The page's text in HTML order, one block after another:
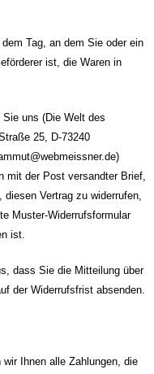
Tag, an dem Sie oder ein
ist, die Waren in
uns (Die Welt des
25, D-73240
mit der Post versandter Brief,
Vertrag zu widerrufen,
Muster-Widerrufsformular
ist.
dass Sie die Mitteilung über
der Widerrufsfrist absenden.
Ihnen alle Zahlungen, die